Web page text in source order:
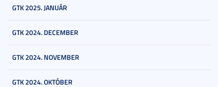
GTK 2025. JANUÁR
GTK 2024. DECEMBER
GTK 2024. NOVEMBER
GTK 2024. OKTÓBER